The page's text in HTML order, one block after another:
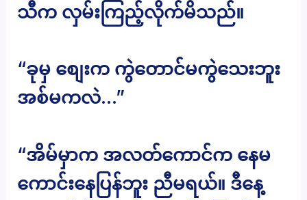
သီက လှမ်းကြည့်လိုက်မိသည်။
“ခုမှ စျေးက ကွဲတောင်မကွဲသေးဘူး
အစ်မကလဲ…”
“အိမ်မှာက အလတ်ကောင်က နေမ
ကောင်းနေပြန်ဘူး ညီမရယ်။ ဒီနေ့